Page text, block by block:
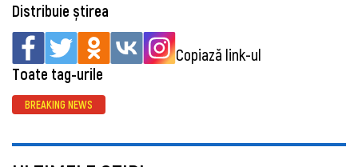
Distribuie știrea
Copiază link-ul
Toate tag-urile
BREAKING NEWS